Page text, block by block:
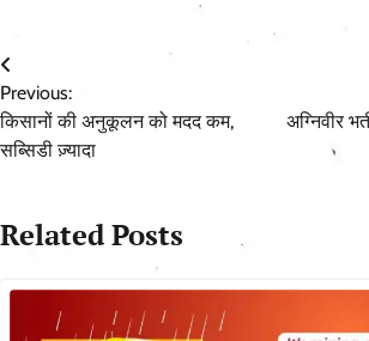
Post
navigation
Previous:
किसानों की अनुकूलन को मदद कम,
सब्सिडी ज़्यादा
अग्निवीर
Related Posts